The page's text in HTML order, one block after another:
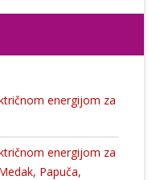
energijom za
energijom za
Papuča,